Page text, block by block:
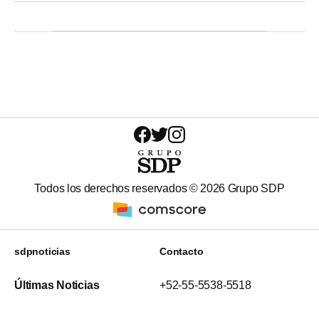
Todos los derechos reservados © 2026 Grupo SDP
sdpnoticias
Últimas Noticias
Contacto
+52-55-5538-5518